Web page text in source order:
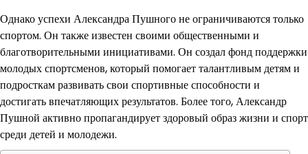
Однако успехи Александра Пушного не ограничиваются только
спортом. Он также известен своими общественными и
благотворительными инициативами. Он создал фонд поддержки
молодых спортсменов, который помогает талантливым детям и
подросткам развивать свои спортивные способности и
достигать впечатляющих результатов. Более того, Александр
Пушной активно пропагандирует здоровый образ жизни и спорт
среди детей и молодежи.